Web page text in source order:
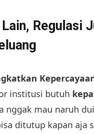
Regulasi
institusi butuh
nggak mau naruh
ditutup kapan aja